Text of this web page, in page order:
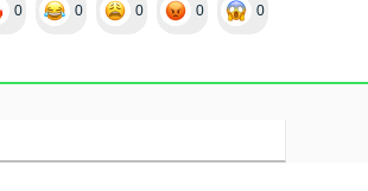
0 0 0 0 0